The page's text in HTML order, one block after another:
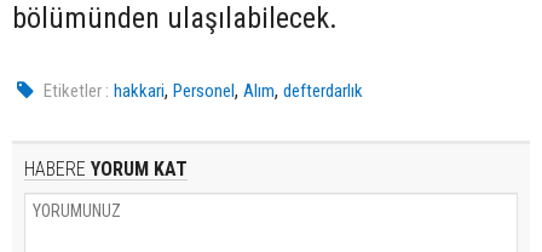
bölümünden ulaşılabilecek.
Etiketler : hakkari,Personel,Alım,defterdarlık
HABERE YORUM KAT